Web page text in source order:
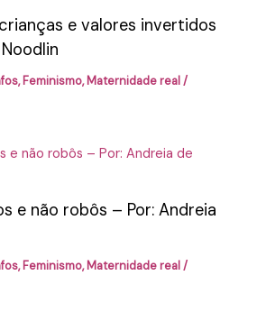
e valores invertidos
,Feminismo,Maternidade real/
e não robôs – Por: Andreia
,Feminismo,Maternidade real/